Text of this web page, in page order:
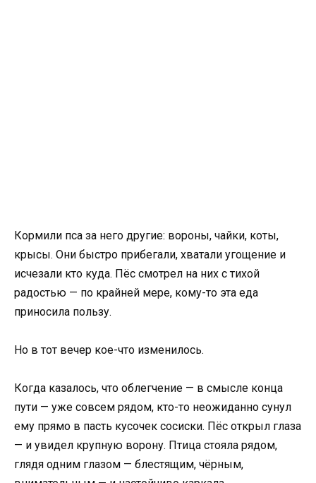
Кормили пса за него другие: вороны, чайки, коты,
крысы. Они быстро прибегали, хватали угощение и
исчезали кто куда. Пёс смотрел на них с тихой
радостью — по крайней мере, кому-то эта еда
приносила пользу.
Но в тот вечер кое-что изменилось.
Когда казалось, что облегчение — в смысле конца
пути — уже совсем рядом, кто-то неожиданно сунул
ему прямо в пасть кусочек сосиски. Пёс открыл глаза
— и увидел крупную ворону. Птица стояла рядом,
глядя одним глазом — блестящим, чёрным,